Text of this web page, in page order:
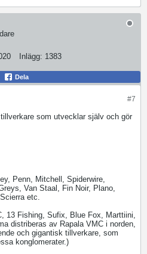
Inlägg: 1383
Dela
#7
som utvecklar själv och gör
Penn, Mitchell, Spiderwire,
Van Staal, Fin Noir, Plano,
etc.
13 Fishing, Sufix, Blue Fox, Marttiini,
distriberas av Rapala VMC i norden,
och gigantisk tillverkare, som
konglomerater.)